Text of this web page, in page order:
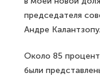
председателя
Андре
Около 85
были